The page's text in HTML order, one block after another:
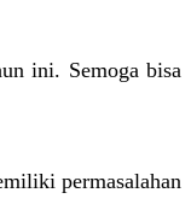
ini. Semoga bisa
permasalahan